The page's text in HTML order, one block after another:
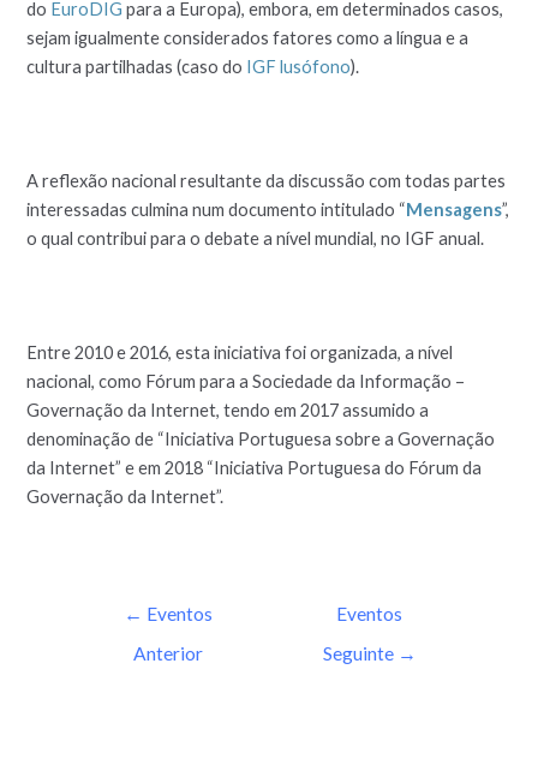
do EuroDIG para a Europa), embora, em determinados casos,
sejam igualmente considerados fatores como a língua e a
cultura partilhadas (caso do IGF lusófono).
A reflexão nacional resultante da discussão com todas partes
interessadas culmina num documento intitulado “Mensagens”,
o qual contribui para o debate a nível mundial, no IGF anual.
Entre 2010 e 2016, esta iniciativa foi organizada, a nível
nacional, como Fórum para a Sociedade da Informação –
Governação da Internet, tendo em 2017 assumido a
denominação de “Iniciativa Portuguesa sobre a Governação
da Internet” e em 2018 “Iniciativa Portuguesa do Fórum da
Governação da Internet”.
← Eventos
Anterior
Eventos
Seguinte →